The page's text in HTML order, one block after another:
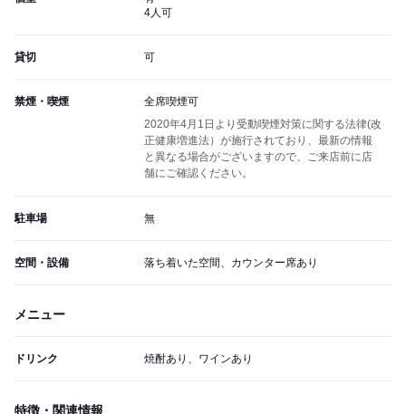
4人可
貸切 可
禁煙・喫煙
全席喫煙可
2020年4月1日より受動喫煙対策に関する法律(改
正健康増進法）が施行されており、最新の情報
と異なる場合がございますので、ご来店前に店
舗にご確認ください。
駐車場 無
空間・設備 落ち着いた空間、カウンター席あり
メニュー
ドリンク 焼酎あり、ワインあり
特徴・関連情報